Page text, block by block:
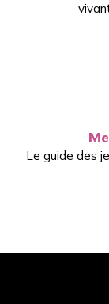
Le guide des